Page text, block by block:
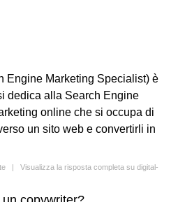
Engine Marketing Specialist) è
dedica alla Search Engine
online che si occupa di
un sito web e convertirli in
| Visualizza la risposta completa su digital-